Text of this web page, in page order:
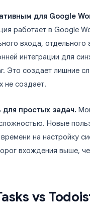
для Google
работает в Google
входа, отдельного
интеграции для
Это создает лишние
не создает.
для простых задач.
Новые
на настройку
вхождения выше,
vs